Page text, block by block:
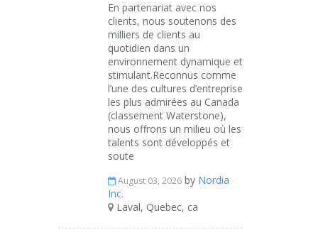
En partenariat avec nos
clients, nous soutenons des
milliers de clients au
quotidien dans un
environnement dynamique et
stimulant.Reconnus comme
l’une des cultures d’entreprise
les plus admirées au Canada
(classement Waterstone),
nous offrons un milieu où les
talents sont développés et
soute
August 03, 2026 by Nordia
Inc.
Laval, Quebec, ca